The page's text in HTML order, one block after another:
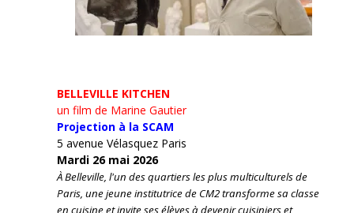
BELLEVILLE KITCHEN
un film de Marine Gautier
Projection à la SCAM
5 avenue Vélasquez Paris
Mardi 26 mai 2026
À Belleville, l'un des quartiers les plus multiculturels de
Paris, une jeune institutrice de CM2 transforme sa classe
en cuisine et invite ses élèves à devenir cuisiniers et